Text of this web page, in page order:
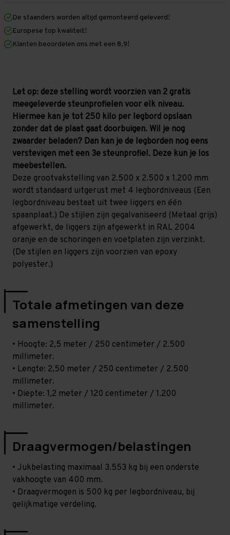
mm
x
1.200
mm
mm
1.200
mm
De staanders worden altijd gemonteerd geleverd!
Europese top kwaliteit!
Klanten beoordelen ons met een 8,9!
Let op: deze stelling wordt voorzien van 2 gratis
meegeleverde steunprofielen voor elk niveau.
Hiermee kan je tot 250 kilo per legbord opslaan
zonder dat de plaat gaat doorbuigen. Wil je nog
zwaarder beladen? Dan kan je de legborden nog eens
verstevigen met een 3e steunprofiel. Deze kun je los
meebestellen.
Deze grootvakstelling van 2.500 x 2.500 x 1.200 mm
wordt standaard uitgerust met 4 legbordniveaus (Een
legbordniveau bestaat uit twee liggers en één
spaanplaat.) De stijlen zijn gegalvaniseerd (Metaal grijs)
afgewerkt, de liggers zijn afgewerkt in RAL 2004
oranje en de schoringen en voetplaten zijn verzinkt.
(De stijlen en liggers zijn voorzien van epoxy
polyester.)
Totale afmetingen van deze
samenstelling
• Hoogte: 2,5 meter / 250 centimeter / 2.500
millimeter.
• Lengte: 2,50 meter / 250 centimeter / 2.500
millimeter.
• Diepte: 1,2 meter / 120 centimeter / 1.200
millimeter.
Draagvermogen/belastingen
• Jukbelasting maximaal 3.553 kg bij een onderste
vakhoogte van 400 mm.
• Draagvermogen is 500 kg per legbordniveau, bij
gelijkmatige verdeling.